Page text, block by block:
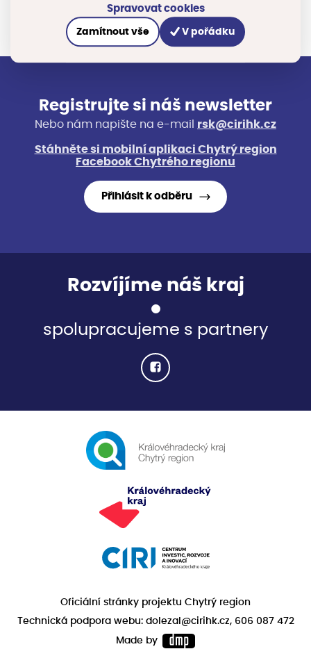
Registrujte si náš newsletter
Nebo nám napište na e-mail rsk@cirihk.cz
Stáhněte si mobilní aplikaci Chytrý region
Facebook Chytrého regionu
Přihlásit k odběru
Rozvíjíme náš kraj
spolupracujeme s partnery
Oficiální stránky projektu Chytrý region
Technická podpora webu: dolezal@cirihk.cz, 606 087 472
Made by
Spravovat cookies
Zamítnout vše V pořádku